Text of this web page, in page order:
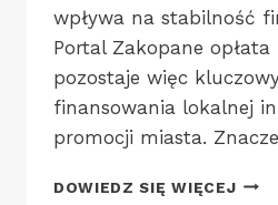
wpływa na stabilność
Portal Zakopane opłata
pozostaje więc
finansowania lokalnej
promocji miasta.
DOWIEDZ SIĘ WIĘCEJ